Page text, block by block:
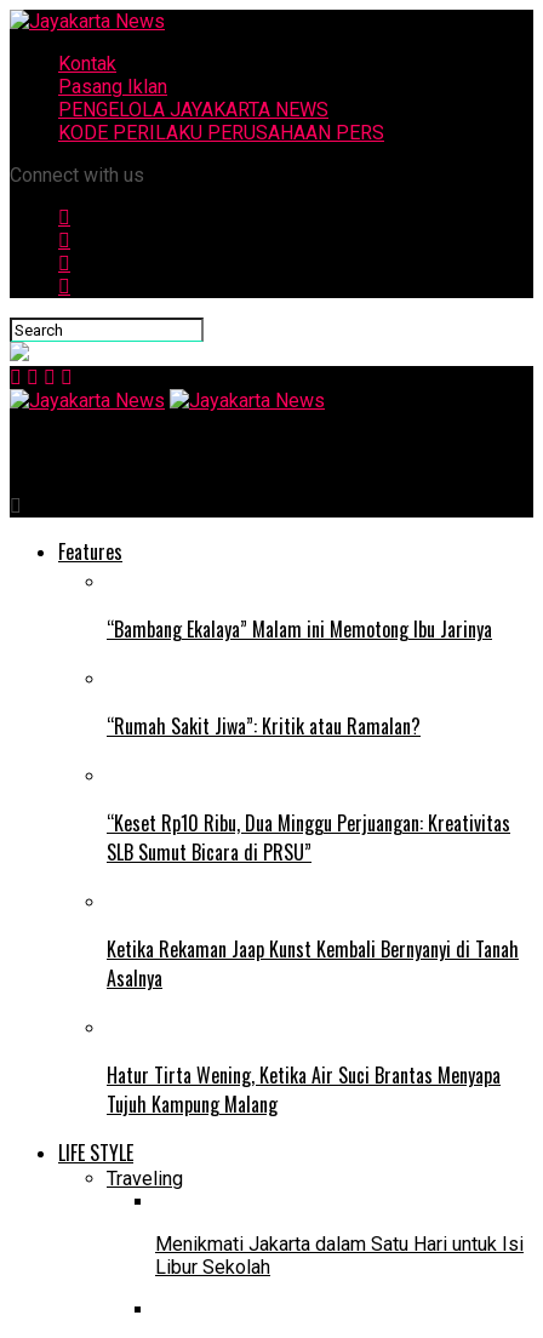
Kontak
Pasang Iklan
PENGELOLA JAYAKARTA NEWS
KODE PERILAKU PERUSAHAAN PERS
Connect with us
Features
“Bambang Ekalaya” Malam ini Memotong Ibu Jarinya
“Rumah Sakit Jiwa”: Kritik atau Ramalan?
“Keset Rp10 Ribu, Dua Minggu Perjuangan: Kreativitas
SLB Sumut Bicara di PRSU”
Ketika Rekaman Jaap Kunst Kembali Bernyanyi di Tanah
Asalnya
Hatur Tirta Wening, Ketika Air Suci Brantas Menyapa
Tujuh Kampung Malang
LIFE STYLE
Traveling
Menikmati Jakarta dalam Satu Hari untuk Isi
Libur Sekolah